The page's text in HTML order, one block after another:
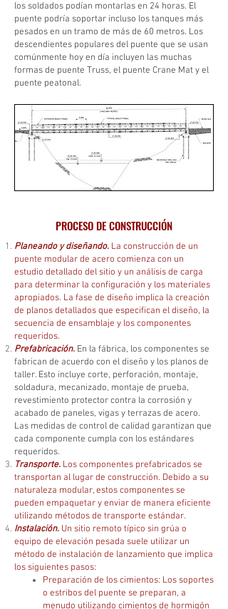
los soldados podían montarlas en 24 horas. El
puente podría soportar incluso los tanques más
pesados ​​en un tramo de más de 60 metros. Los
descendientes populares del puente que se usan
comúnmente hoy en día incluyen las muchas
formas de puente Truss, el puente Crane Mat y el
puente peatonal.
PROCESO DE CONSTRUCCIÓN
Planeando y diseñando. La construcción de un
puente modular de acero comienza con un
estudio detallado del sitio y un análisis de carga
para determinar la configuración y los materiales
apropiados. La fase de diseño implica la creación
de planos detallados que especifican el diseño, la
secuencia de ensamblaje y los componentes
requeridos.
Prefabricación. En la fábrica, los componentes se
fabrican de acuerdo con el diseño y los planos de
taller. Esto incluye corte, perforación, montaje,
soldadura, mecanizado, montaje de prueba,
revestimiento protector contra la corrosión y
acabado de paneles, vigas y terrazas de acero.
Las medidas de control de calidad garantizan que
cada componente cumpla con los estándares
requeridos.
Transporte. Los componentes prefabricados se
transportan al lugar de construcción. Debido a su
naturaleza modular, estos componentes se
pueden empaquetar y enviar de manera eficiente
utilizando métodos de transporte estándar.
Instalación. Un sitio remoto típico sin grúa o
equipo de elevación pesada suele utilizar un
método de instalación de lanzamiento que implica
los siguientes pasos:
Preparación de los cimientos: Los soportes
o estribos del puente se preparan, a
menudo utilizando cimientos de hormigón